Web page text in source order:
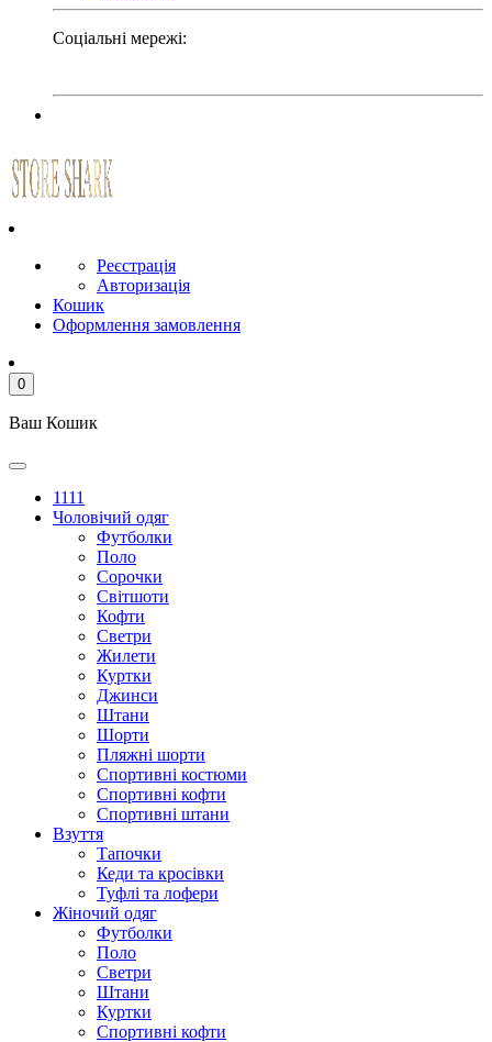
Соціальні мережі:
Реєстрація
Авторизація
Кошик
Оформлення замовлення
0
Ваш Кошик
1111
Чоловічий одяг
Футболки
Поло
Сорочки
Світшоти
Кофти
Светри
Жилети
Куртки
Джинси
Штани
Шорти
Пляжні шорти
Спортивні костюми
Спортивні кофти
Спортивні штани
Взуття
Тапочки
Кеди та кросівки
Туфлі та лофери
Жіночий одяг
Футболки
Поло
Светри
Штани
Куртки
Cпортивні кофти